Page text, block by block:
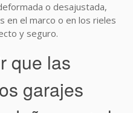
o desajustada,
en el marco o en los rieles
y seguro.
que las
garajes